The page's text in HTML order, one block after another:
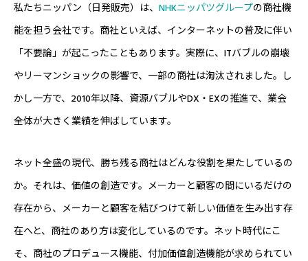
私たちニッパン（日発販売）は、 NHKニッパツグループの商社機
能を担う会社です。商社といえば、 インターネットの普及に伴い
「不要論」が起こったこともあります。 実際に、ITバブルの崩壊
やリーマンショックの影響で、一部の商社は淘汰されました。し
かし一方で、2010年以降、資源バブルやDX・EXの推進で、業会
全体が大きく業績を伸ばしています。
ネット全盛の現代、勝ち残る商社はどんな役割を果たしているの
か。それは、価値の創造です。メーカーと顧客の間にいるだけの
存在から、メーカーと顧客を結びつけて新しい価値を生み出す存
在へと、商社のあり方は変化しているのです。ネット時代にこ
そ、商社のプロデュース機能、付加価値創造機能が求められてい